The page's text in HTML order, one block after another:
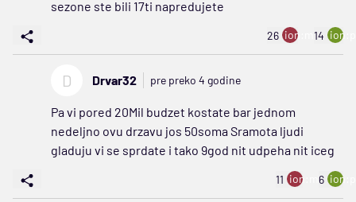
sezone ste bili 17ti napredujete
26 ion:minus
14
D Drvar32 pre preko 4 godine
Pa vi pored 20Mil budzet kostate bar jednom
nedeljno ovu drzavu jos 50soma Sramota ljudi
gladuju vi se sprdate i tako 9god nit udpeha nit iceg
11 ion:minus
6